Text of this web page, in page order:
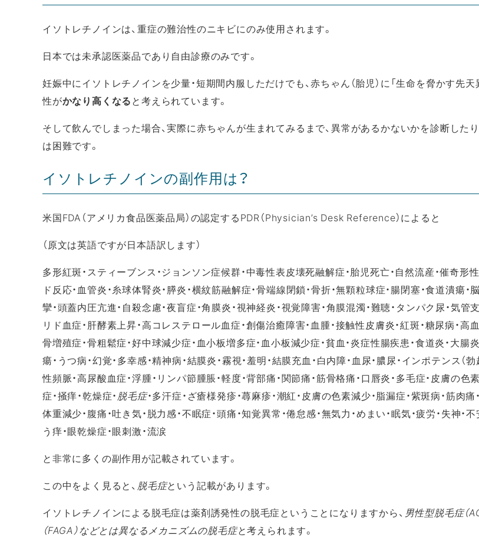
イソトレチノインは、重症の難治性のニキビにのみ使用されます。
日本では未承認医薬品であり自由診療のみです。
妊娠中にイソトレチノインを少量・短期間内服しただけでも、赤ちゃん（胎児）に「生命を脅かす先
性がかなり高くなると考えられています。
そして飲んでしまった場合、実際に赤ちゃんが生まれてみるまで、異常があるかないかを診断した
は困難です。
イソトレチノインの副作用は？
米国FDA（アメリカ食品医薬品局）の認定するPDR（Physician’s Desk Reference）によると
（原文は英語ですが日本語訳します）
多形紅斑・スティーブンス・ジョンソン症候群・中毒性表皮壊死融解症・胎児死亡・自然流産・催奇形
ド反応・血管炎・糸球体腎炎・膵炎・横紋筋融解症・骨端線閉鎖・骨折・無顆粒球症・腸閉塞・食道潰瘍・
攣・頭蓋内圧亢進・自殺念慮・夜盲症・角膜炎・視神経炎・視覚障害・角膜混濁・難聴・タンパク尿・気管
リド血症・肝酵素上昇・高コレステロール血症・創傷治癒障害・血腫・接触性皮膚炎・紅斑・糖尿病・高血
骨増殖症・骨粗鬆症・好中球減少症・血小板増多症・血小板減少症・貧血・炎症性腸疾患・食道炎・大腸炎
瘍・うつ病・幻覚・多幸感・精神病・結膜炎・霧視・羞明・結膜充血・白内障・血尿・膿尿・インポテンス（勃
性頻脈・高尿酸血症・浮腫・リンパ節腫脹・軽度・背部痛・関節痛・筋骨格痛・口唇炎・多毛症・皮膚の色
症・掻痒・乾燥症・脱毛症・多汗症・ざ瘡様発疹・蕁麻疹・潮紅・皮膚の色素減少・脂漏症・紫斑病・筋肉痛
体重減少・腹痛・吐き気・脱力感・不眠症・頭痛・知覚異常・倦怠感・無気力・めまい・眠気・疲労・失神・
う痒・眼乾燥症・眼刺激・流涙
と非常に多くの副作用が記載されています。
この中をよく見ると、 脱毛症という記載があります。
イソトレチノインによる脱毛症は薬剤誘発性の脱毛症ということになりますから、 男性型脱毛症（
（FAGA）などとは異なるメカニズムの脱毛症と考えられます。